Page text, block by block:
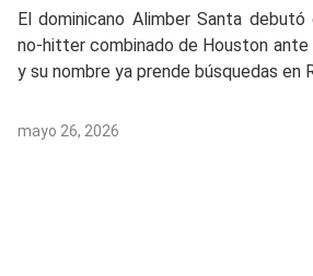
El dominicano Alimber Santa
no-hitter combinado de Houston ante
y su nombre ya prende búsquedas en
mayo 26, 2026